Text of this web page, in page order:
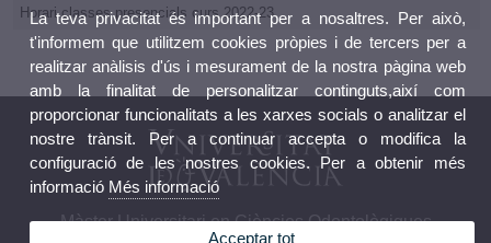
Horari classes presencials curs 2022-23
Màster Universitari en Ciències Odontològiques
La teva privacitat és important per a nosaltres. Per això,
t'informem que utilitzem cookies pròpies i de tercers per a
realitzar anàlisis d'ús i mesurament de la nostra pàgina web
amb la finalitat de personalitzar continguts,així com
proporcionar funcionalitats a les xarxes socials o analitzar el
nostre trànsit. Per a continuar accepta o modifica la
configuració de les nostres cookies. Per a obtenir més
informació Més informació
Acceptar tot